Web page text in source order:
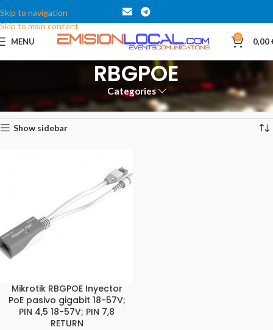
Skip to navigation
Skip to main content
MENU 0 0,00
RBGPOE
Categories
Inicio Productos etiquetados “RBGPOE” Mostrando el único resultado
Show sidebar
Mikrotik RBGPOE Inyector
PoE pasivo gigabit 18-57V;
PIN 4,5 18-57V; PIN 7,8
RETURN